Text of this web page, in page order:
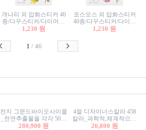
개나리 외 압화스티커 40
종/다꾸스티커/다이어리
꾸미기/꽃스티커/자연물
1,230 원
코스모스 외 압화스티커
40종/다꾸스티커/다이어
리꾸미기/꽃스티커/자연
1,230 원
1 /46
전지 그문드바이오사이클
_천연추출물을 각각 50%
이상 함유한 친환경그래
280,900 원
4절 디자이너스칼라 458
칼라_과학적,체계적으로
분류된 200색을 갖춘 색지
26,800 원